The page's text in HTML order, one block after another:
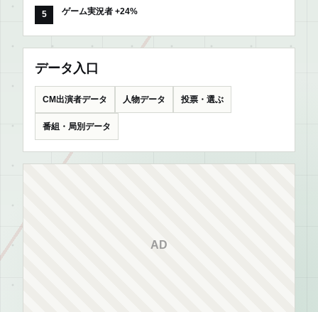
ゲーム実況者 +24%
データ入口
CM出演者データ 人物データ 投票・選ぶ
番組・局別データ
AD